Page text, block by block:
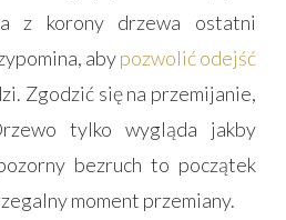
z korony drzewa ostatni
abypozwolić odejść
Zgodzić się na przemijanie,
tylko wygląda jakby
bezruch to początek
moment przemiany.